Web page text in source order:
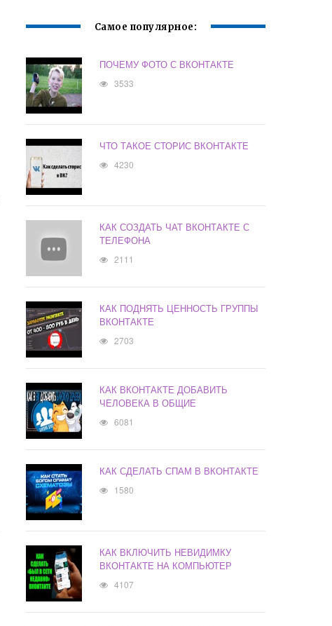
Самое популярное:
ПОЧЕМУ ФОТО С ВКОНТАКТЕ
3533
ЧТО ТАКОЕ СТОРИС ВКОНТАКТЕ
4230
КАК СОЗДАТЬ ЧАТ ВКОНТАКТЕ С
ТЕЛЕФОНА
2111
КАК ПОДНЯТЬ ЦЕННОСТЬ ГРУППЫ
ВКОНТАКТЕ
2703
КАК ВКОНТАКТЕ ДОБАВИТЬ
ЧЕЛОВЕКА В ОБЩИЕ
6081
КАК СДЕЛАТЬ СПАМ В ВКОНТАКТЕ
1580
КАК ВКЛЮЧИТЬ НЕВИДИМКУ
ВКОНТАКТЕ НА КОМПЬЮТЕР
4107